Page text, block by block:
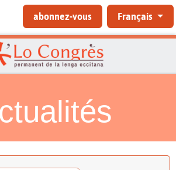
abonnez-vous Français